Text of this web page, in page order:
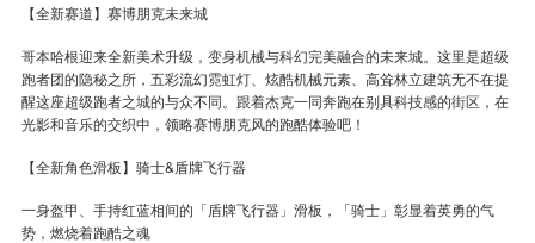
【全新赛道】赛博朋克未来城
哥本哈根迎来全新美术升级，变身机械与科幻完美融合的未来城。这里是超级
跑者团的隐秘之所，五彩流幻霓虹灯、炫酷机械元素、高耸林立建筑无不在提
醒这座超级跑者之城的与众不同。跟着杰克一同奔跑在别具科技感的街区，在
光影和音乐的交织中，领略赛博朋克风的跑酷体验吧！
【全新角色滑板】骑士&盾牌飞行器
一身盔甲、手持红蓝相间的「盾牌飞行器」滑板，「骑士」彰显着英勇的气
势，燃烧着跑酷之魂